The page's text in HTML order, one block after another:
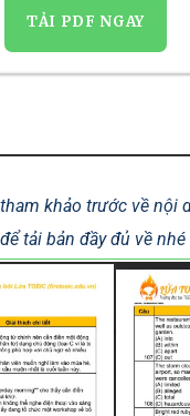
TẢI PDF NGAY
khảo trước về nội
tải bản đầy đủ về nhé